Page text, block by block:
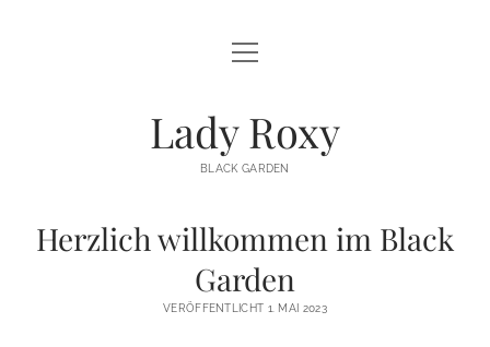
DER ANFANG
DEINE GESCHICHTE
DAS IMPRESSUM
paypal
FL WfM
Menü
öffnen
Lady Roxy
BLACK GARDEN
Herzlich willkommen im Black
Garden
VERÖFFENTLICHT 1. MAI 2023